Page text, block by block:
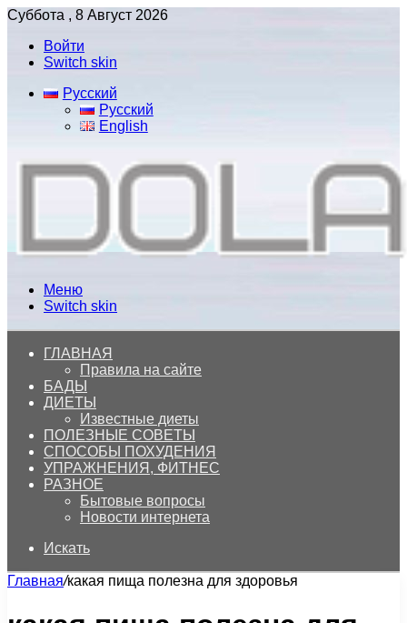
Суббота , 8 Август 2026
Войти
Switch skin
Русский
Русский
English
Меню
Switch skin
ГЛАВНАЯ
Правила на сайте
БАДЫ
ДИЕТЫ
Известные диеты
ПОЛЕЗНЫЕ СОВЕТЫ
СПОСОБЫ ПОХУДЕНИЯ
УПРАЖНЕНИЯ, ФИТНЕС
РАЗНОЕ
Бытовые вопросы
Новости интернета
Искать
Главная/какая пища полезна для здоровья